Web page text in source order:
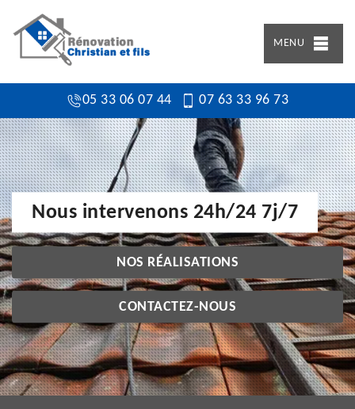
MENU
05 33 06 07 44 07 63 33 96 73
Nous intervenons 24h/24 7j/7
NOS RÉALISATIONS
CONTACTEZ-NOUS